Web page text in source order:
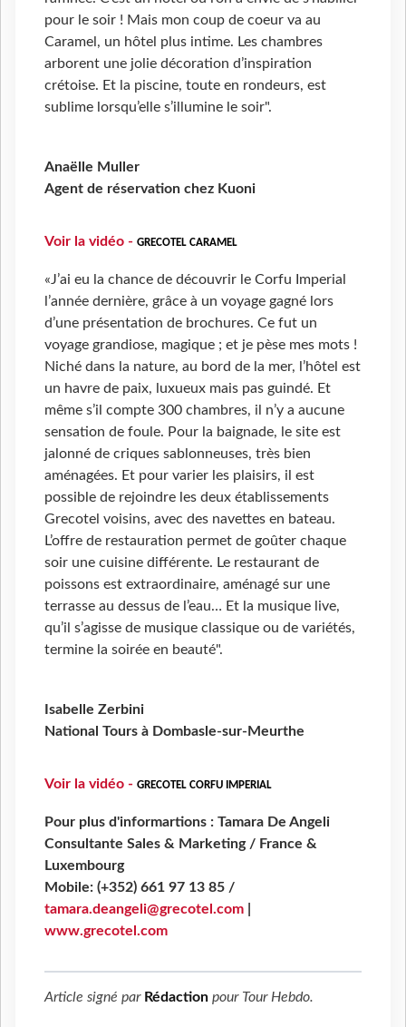
pour le soir ! Mais mon coup de coeur va au
Caramel, un hôtel plus intime. Les chambres
arborent une jolie décoration d’inspiration
crétoise. Et la piscine, toute en rondeurs, est
sublime lorsqu’elle s’illumine le soir".
Anaëlle Muller
Agent de réservation chez Kuoni
Voir la vidéo - GRECOTEL CARAMEL
«J’ai eu la chance de découvrir le Corfu Imperial
l’année dernière, grâce à un voyage gagné lors
d’une présentation de brochures. Ce fut un
voyage grandiose, magique ; et je pèse mes mots !
Niché dans la nature, au bord de la mer, l’hôtel est
un havre de paix, luxueux mais pas guindé. Et
même s’il compte 300 chambres, il n’y a aucune
sensation de foule. Pour la baignade, le site est
jalonné de criques sablonneuses, très bien
aménagées. Et pour varier les plaisirs, il est
possible de rejoindre les deux établissements
Grecotel voisins, avec des navettes en bateau.
L’offre de restauration permet de goûter chaque
soir une cuisine différente. Le restaurant de
poissons est extraordinaire, aménagé sur une
terrasse au dessus de l’eau… Et la musique live,
qu’il s’agisse de musique classique ou de variétés,
termine la soirée en beauté".
Isabelle Zerbini
National Tours à Dombasle-sur-Meurthe
Voir la vidéo - GRECOTEL CORFU IMPERIAL
Pour plus d'informartions : Tamara De Angeli
Consultante Sales & Marketing / France &
Luxembourg
Mobile: (+352) 661 97 13 85 /
tamara.deangeli@grecotel.com
www.grecotel.com
Article signé par Rédaction pour Tour Hebdo.